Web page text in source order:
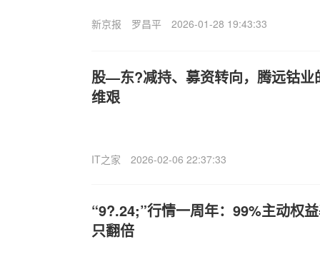
新京报 罗昌平 2026-01-28 19:43:33
股—东?减持、募资转向，腾远钴业
维艰
IT之家 2026-02-06 22:37:33
“9?.24;”行情一周年：99%主动权
只翻倍